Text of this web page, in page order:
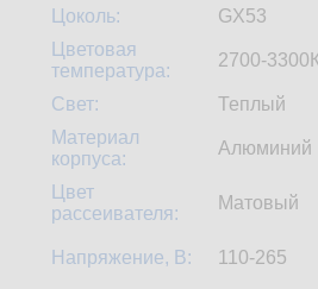
Цоколь: GX53
Цветовая
температура:
2700-
Свет:
Теплый
Материал
корпуса:
Алюминий
Цвет
рассеивателя:
Матовый
Напряжение, В: 110-265